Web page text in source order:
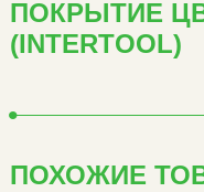
ПОКРЫТИЕ
(INTERTOOL)
ПОХОЖИЕ